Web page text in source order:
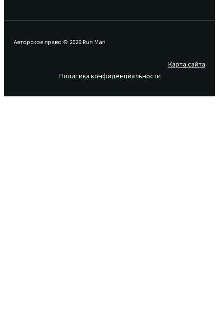
Авторское право © 2026 Run Man
Карта сайта
Политика конфиденциальности